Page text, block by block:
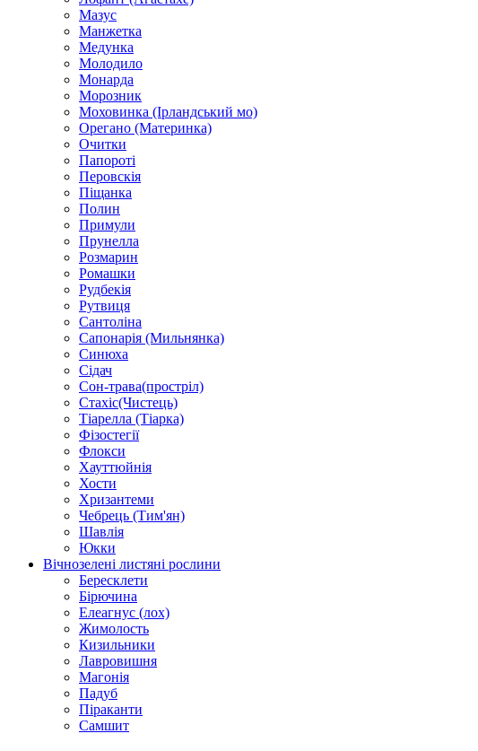
Мазус
Манжетка
Медунка
Молодило
Монарда
Морозник
Моховинка (Ірландський мо)
Орегано (Материнка)
Очитки
Папороті
Перовскія
Піщанка
Полин
Примули
Прунелла
Розмарин
Ромашки
Рудбекія
Рутвиця
Сантоліна
Сапонарія (Мильнянка)
Синюха
Сідач
Сон-трава(простріл)
Стахіс(Чистець)
Тіарелла (Тіарка)
Фізостегії
Флокси
Хауттюйнія
Хости
Хризантеми
Чебрець (Тим'ян)
Шавлія
Юкки
Вічнозелені листяні рослини
Бересклети
Бірючина
Елеагнус (лох)
Жимолость
Кизильники
Лавровишня
Магонія
Падуб
Піраканти
Самшит